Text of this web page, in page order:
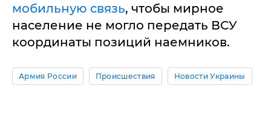
мобильную связь, чтобы мирное
население не могло передать ВСУ
координаты позиций наемников.
Армия России Происшествия Новости Украины